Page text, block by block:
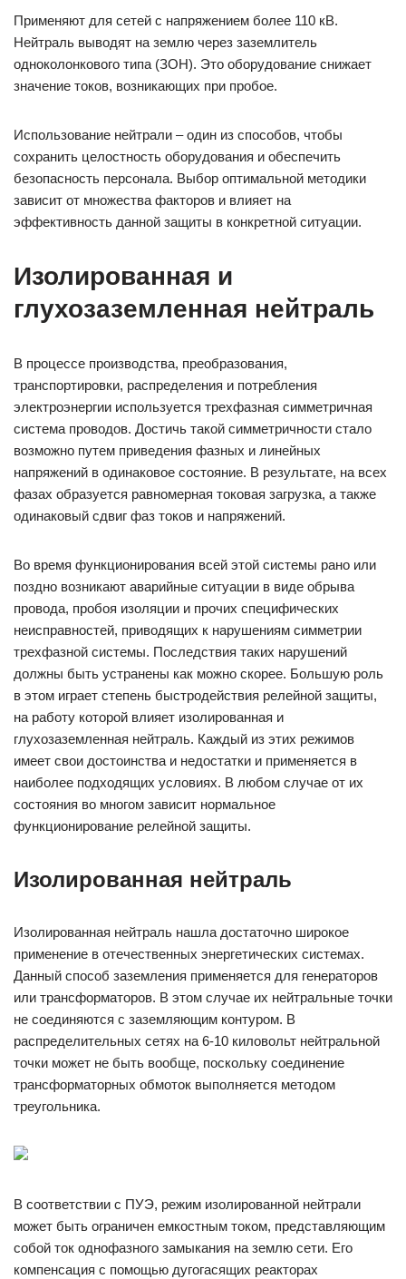
Применяют для сетей с напряжением более 110 кВ.
Нейтраль выводят на землю через заземлитель
одноколонкового типа (ЗОН). Это оборудование снижает
значение токов, возникающих при пробое.
Использование нейтрали – один из способов, чтобы
сохранить целостность оборудования и обеспечить
безопасность персонала. Выбор оптимальной методики
зависит от множества факторов и влияет на
эффективность данной защиты в конкретной ситуации.
Изолированная и
глухозаземленная нейтраль
В процессе производства, преобразования,
транспортировки, распределения и потребления
электроэнергии используется трехфазная симметричная
система проводов. Достичь такой симметричности стало
возможно путем приведения фазных и линейных
напряжений в одинаковое состояние. В результате, на всех
фазах образуется равномерная токовая загрузка, а также
одинаковый сдвиг фаз токов и напряжений.
Во время функционирования всей этой системы рано или
поздно возникают аварийные ситуации в виде обрыва
провода, пробоя изоляции и прочих специфических
неисправностей, приводящих к нарушениям симметрии
трехфазной системы. Последствия таких нарушений
должны быть устранены как можно скорее. Большую роль
в этом играет степень быстродействия релейной защиты,
на работу которой влияет изолированная и
глухозаземленная нейтраль. Каждый из этих режимов
имеет свои достоинства и недостатки и применяется в
наиболее подходящих условиях. В любом случае от их
состояния во многом зависит нормальное
функционирование релейной защиты.
Изолированная нейтраль
Изолированная нейтраль нашла достаточно широкое
применение в отечественных энергетических системах.
Данный способ заземления применяется для генераторов
или трансформаторов. В этом случае их нейтральные точки
не соединяются с заземляющим контуром. В
распределительных сетях на 6-10 киловольт нейтральной
точки может не быть вообще, поскольку соединение
трансформаторных обмоток выполняется методом
треугольника.
В соответствии с ПУЭ, режим изолированной нейтрали
может быть ограничен емкостным током, представляющим
собой ток однофазного замыкания на землю сети. Его
компенсация с помощью дугогасящих реакторах